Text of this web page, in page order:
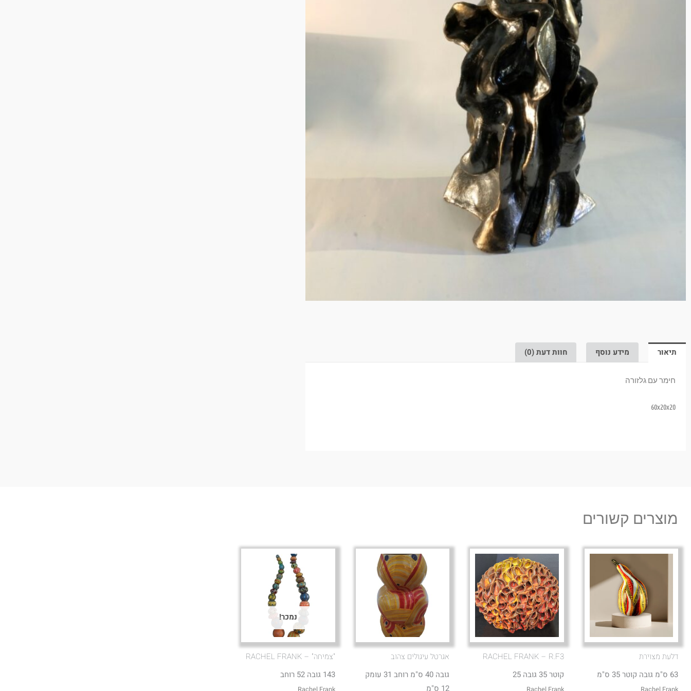
תיאור מידע נוסף חוות דעת (0)
חימר עם גלזורה
60x20x20
מוצרים קשורים
דלעת מצוירת
63 ס"מ גובה קוטר 35 ס"מ
RACHEL FRANK – R.F3
קוטר 35 גובה 25
אגרטל עיגולים צהוב
גובה 40 ס"מ רוחב 31 עומק
12 ס"מ
נמכר!
"צמיחה" – RACHEL FRANK
143 גובה 52 רוחב